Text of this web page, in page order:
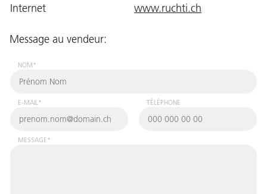
Internet
www.ruchti.ch
Message au vendeur:
NOM*
E-MAIL* TÉLÉPHONE
MESSAGE*